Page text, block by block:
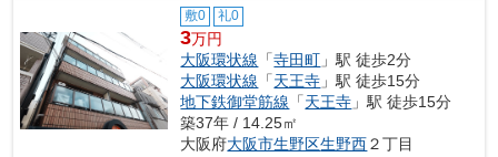
敷0 礼0
3万円
大阪環状線 「寺田町 」駅 徒歩2分
大阪環状線 「天王寺 」駅 徒歩15分
地下鉄御堂筋線 「天王寺 」駅 徒歩15分
築37年 / 14.25㎡
大阪府大阪市生野区生野西２丁目